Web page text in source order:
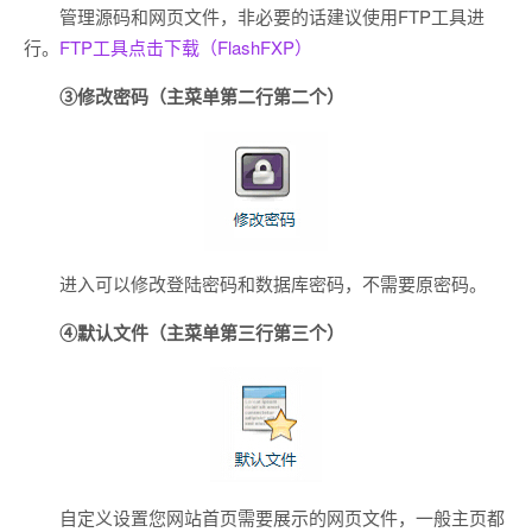
管理源码和网页文件，非必要的话建议使用FTP工具进
行。 FTP工具点击下载（FlashFXP）
③修改密码 （主菜单第二行第二个）
进入可以修改登陆密码和数据库密码，不需要原密码。
④默认文件 （主菜单第三行第三个）
自定义设置您网站首页需要展示的网页文件，一般主页都